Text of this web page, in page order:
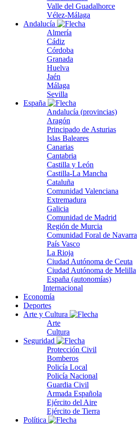
Valle del Guadalhorce
Vélez-Málaga
Andalucía
Almería
Cádiz
Córdoba
Granada
Huelva
Jaén
Málaga
Sevilla
España
Andalucía (provincias)
Aragón
Principado de Asturias
Islas Baleares
Canarias
Cantabria
Castilla y León
Castilla-La Mancha
Cataluña
Comunidad Valenciana
Extremadura
Galicia
Comunidad de Madrid
Región de Murcia
Comunidad Foral de Navarra
País Vasco
La Rioja
Ciudad Autónoma de Ceuta
Ciudad Autónoma de Melilla
España (autonomías)
Internacional
Economía
Deportes
Arte y Cultura
Arte
Cultura
Seguridad
Protección Civil
Bomberos
Policía Local
Policía Nacional
Guardia Civil
Armada Española
Ejército del Aire
Ejército de Tierra
Política